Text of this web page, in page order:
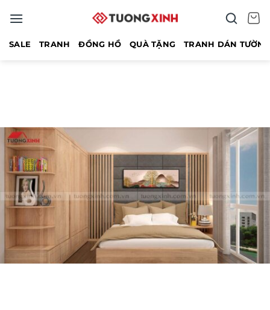
qua
SALE TRANH ĐỒNG HỒ QUÀ TẶNG TRANH DÁN